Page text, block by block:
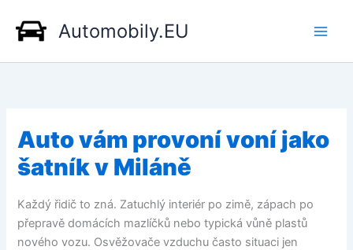
obsah
Automobily.EU
Auto vám provoní voní jako
šatník v Miláně
Každý řidič to zná. Zatuchlý interiér po zimě, zápach po
přepravě domácích mazlíčků nebo typická vůně plastů
nového vozu. Osvěžovače vzduchu často situaci jen